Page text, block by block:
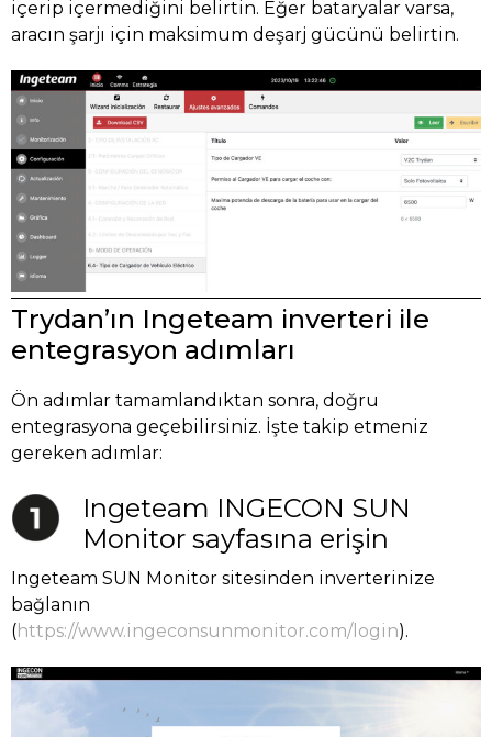
içerip içermediğini belirtin. Eğer bataryalar varsa,
aracın şarjı için maksimum deşarj gücünü belirtin.
Trydan’ın Ingeteam inverteri ile
entegrasyon adımları
Ön adımlar tamamlandıktan sonra, doğru
entegrasyona geçebilirsiniz. İşte takip etmeniz
gereken adımlar:
Ingeteam INGECON SUN
Monitor sayfasına erişin
Ingeteam SUN Monitor sitesinden inverterinize
bağlanın
(https://www.ingeconsunmonitor.com/login).